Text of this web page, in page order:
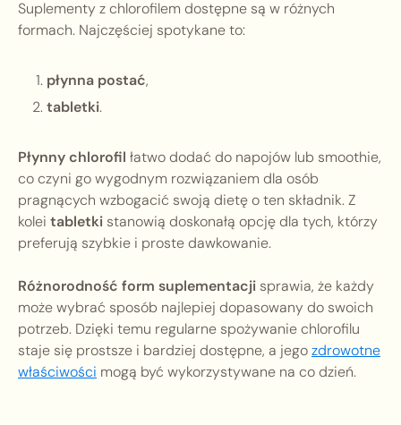
Suplementy z chlorofilem dostępne są w różnych
formach. Najczęściej spotykane to:
płynna postać,
tabletki.
Płynny chlorofil łatwo dodać do napojów lub smoothie,
co czyni go wygodnym rozwiązaniem dla osób
pragnących wzbogacić swoją dietę o ten składnik. Z
kolei tabletki stanowią doskonałą opcję dla tych, którzy
preferują szybkie i proste dawkowanie.
Różnorodność form suplementacji sprawia, że każdy
może wybrać sposób najlepiej dopasowany do swoich
potrzeb. Dzięki temu regularne spożywanie chlorofilu
staje się prostsze i bardziej dostępne, a jegozdrowotne
właściwości mogą być wykorzystywane na co dzień.